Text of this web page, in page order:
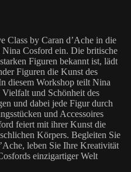
Class by Caran d’Ache in die
Cosford ein. Die britische
Figuren bekannt ist, lädt
Figuren die Kunst des
diesem Workshop teilt Nina
und Schönheit des
und dabei jede Figur durch
und Accessoires
feiert mit ihrer Kunst die
Körpers. Begleiten Sie
leben Sie Ihre Kreativität
einzigartiger Welt